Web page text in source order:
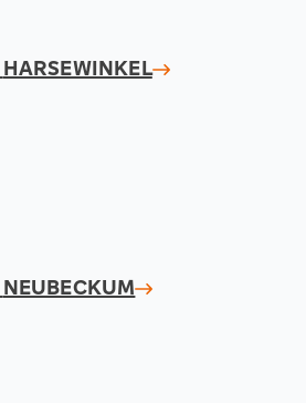
HARSEWINKEL
NEUBECKUM